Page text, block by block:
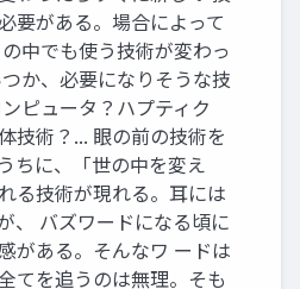
要がある。場合によって
中でも使う技術が変わっ
か、必要になりそうな技
ピュータ？ハプティク
技術？... 眼の前の技術を
ちに、「世の中を変え
る技術が現れる。耳には
、 バズワードになる頃に
がある。そんなワ ードは
てを追うのは無理。そも